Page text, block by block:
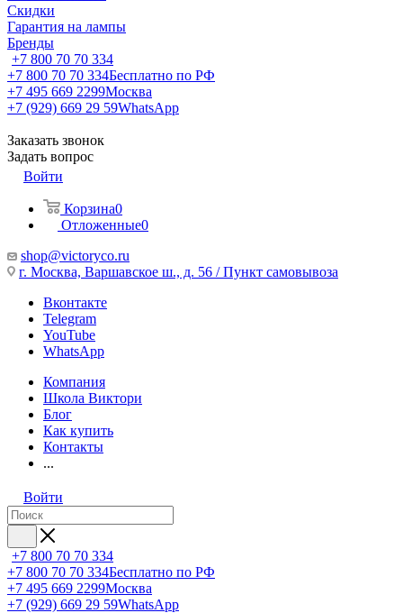
Скидки
Гарантия на лампы
Бренды
+7 800 70 70 334
+7 800 70 70 334Бесплатно по РФ
+7 495 669 2299Москва
+7 (929) 669 29 59WhatsApp
Заказать звонок
Задать вопрос
Войти
Корзина0
Отложенные0
shop@victoryco.ru
г. Москва, Варшавское ш., д. 56 / Пункт самовывоза
Вконтакте
Telegram
YouTube
WhatsApp
Компания
Школа Виктори
Блог
Как купить
Контакты
...
Войти
+7 800 70 70 334
+7 800 70 70 334Бесплатно по РФ
+7 495 669 2299Москва
+7 (929) 669 29 59WhatsApp